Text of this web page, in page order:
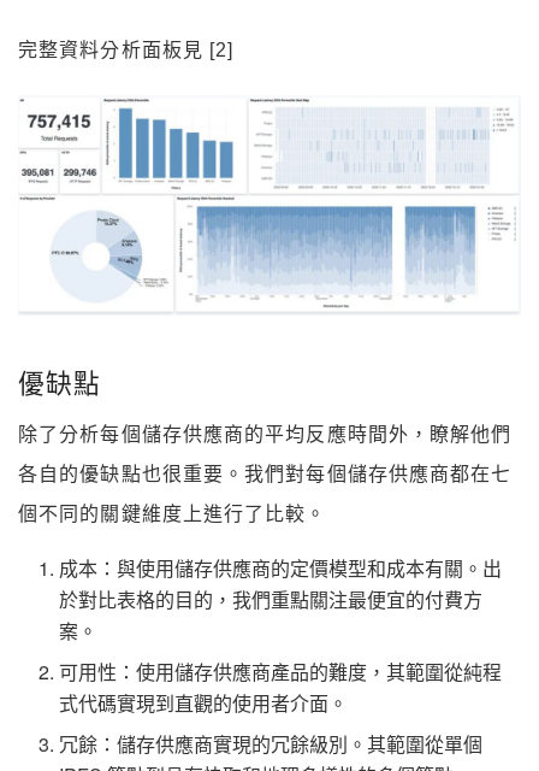
完整資料分析面板見 [2]
優缺點
除了分析每個儲存供應商的平均反應時間外，瞭解他們
各自的優缺點也很重要。我們對每個儲存供應商都在七
個不同的關鍵維度上進行了比較。
成本：與使用儲存供應商的定價模型和成本有關。出
於對比表格的目的，我們重點關注最便宜的付費方
案。
可用性：使用儲存供應商產品的難度，其範圍從純程
式代碼實現到直觀的使用者介面。
冗餘：儲存供應商實現的冗餘級別。其範圍從單個